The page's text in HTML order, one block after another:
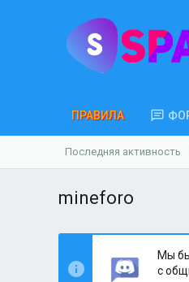
ПРАВИЛА
Последняя активность
mineforo
Мы
с